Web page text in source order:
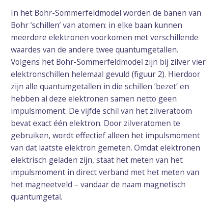
In het Bohr-Sommerfeldmodel worden de banen van
Bohr ‘schillen’ van atomen: in elke baan kunnen
meerdere elektronen voorkomen met verschillende
waardes van de andere twee quantumgetallen.
Volgens het Bohr-Sommerfeldmodel zijn bij zilver vier
elektronschillen helemaal gevuld (figuur 2). Hierdoor
zijn alle quantumgetallen in die schillen ‘bezet’ en
hebben al deze elektronen samen netto geen
impulsmoment. De vijfde schil van het zilveratoom
bevat exact één elektron. Door zilveratomen te
gebruiken, wordt effectief alleen het impulsmoment
van dat laatste elektron gemeten. Omdat elektronen
elektrisch geladen zijn, staat het meten van het
impulsmoment in direct verband met het meten van
het magneetveld – vandaar de naam magnetisch
quantumgetal.